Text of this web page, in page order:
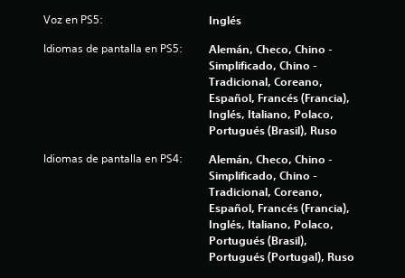
e
c
i
n
o
e
Voz en PS5: Inglés
Idiomas de pantalla en PS5:
Alemán, Checo, Chino -
Simplificado, Chino -
Tradicional, Coreano,
Español, Francés (Francia),
Inglés, Italiano, Polaco,
Portugués (Brasil), Ruso
Idiomas de pantalla en PS4:
Alemán, Checo, Chino -
Simplificado, Chino -
Tradicional, Coreano,
Español, Francés (Francia),
Inglés, Italiano, Polaco,
Portugués (Brasil),
Portugués (Portugal), Ruso